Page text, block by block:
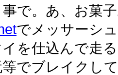
で。あ、お菓
でメッサーシ
を仕込んで走
でブレイクし